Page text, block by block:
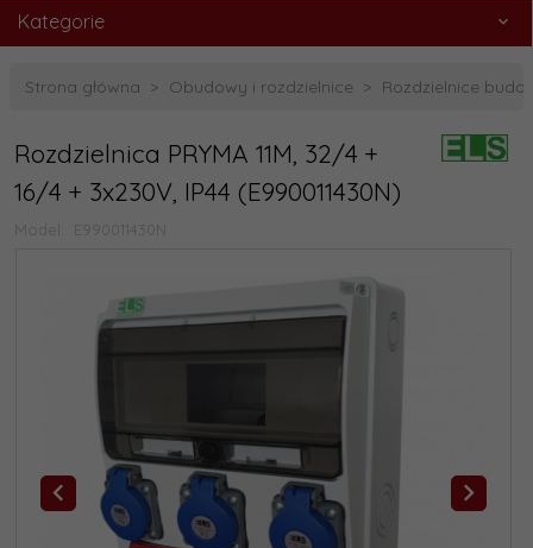
Kategorie
Strona główna Obudowy i rozdzielnice Rozdzielnice
Rozdzielnica PRYMA 11M, 32/4 +
16/4 + 3x230V, IP44 (E990011430N)
Model: E990011430N